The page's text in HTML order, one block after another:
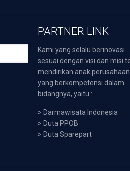
PARTNER LINK
Kami yang selalu berinovasi
sesuai dengan visi dan misi
mendirikan anak perusahaan
yang berkompetensi dalam
bidangnya, yaitu :
> Darmawisata Indonesia
> Duta PPOB
> Duta Sparepart